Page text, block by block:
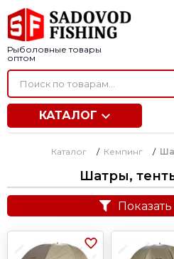
Рыболовные товары
оптом
КАТАЛОГ
Каталог / Кемпинг /
Шатры,